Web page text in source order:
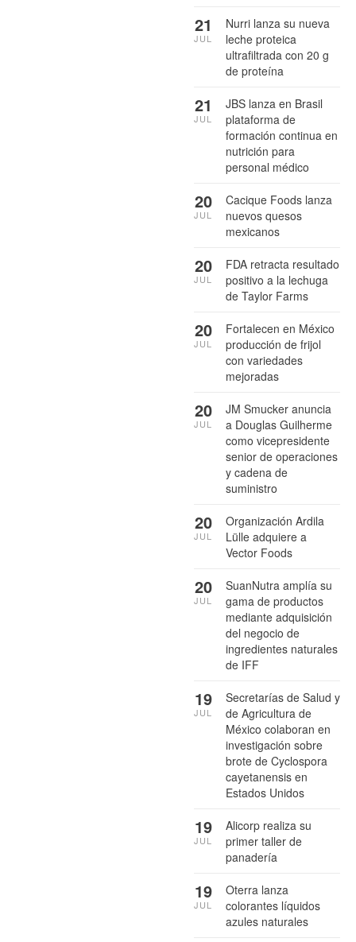
Nurri lanza su nueva
leche proteica
ultrafiltrada con 20 g
de proteína
21
JUL
JBS lanza en Brasil
plataforma de
formación continua en
nutrición para
personal médico
21
JUL
Cacique Foods lanza
nuevos quesos
mexicanos
20
JUL
FDA retracta resultado
positivo a la lechuga
de Taylor Farms
20
JUL
Fortalecen en México
producción de frijol
con variedades
mejoradas
20
JUL
JM Smucker anuncia
a Douglas Guilherme
como vicepresidente
senior de operaciones
y cadena de
suministro
20
JUL
Organización Ardila
Lülle adquiere a
Vector Foods
20
JUL
SuanNutra amplía su
gama de productos
mediante adquisición
del negocio de
ingredientes naturales
de IFF
20
JUL
Secretarías de Salud y
de Agricultura de
México colaboran en
investigación sobre
brote de Cyclospora
cayetanensis en
Estados Unidos
19
JUL
Alicorp realiza su
primer taller de
panadería
19
JUL
Oterra lanza
colorantes líquidos
azules naturales
19
JUL